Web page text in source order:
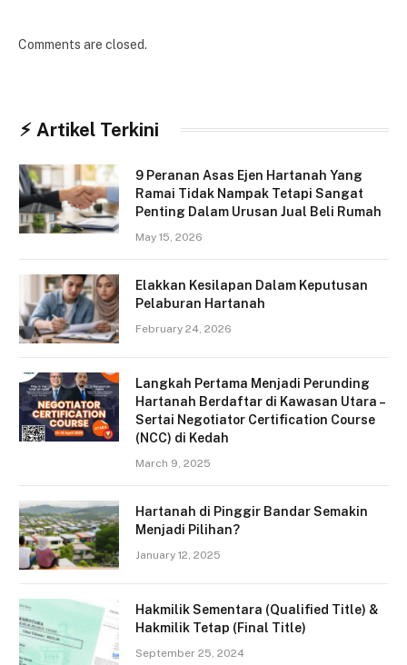
Comments are closed.
⚡︎ Artikel Terkini
9 Peranan Asas Ejen Hartanah Yang
Ramai Tidak Nampak Tetapi Sangat
Penting Dalam Urusan Jual Beli Rumah
May 15, 2026
Elakkan Kesilapan Dalam Keputusan
Pelaburan Hartanah
February 24, 2026
Langkah Pertama Menjadi Perunding
Hartanah Berdaftar di Kawasan Utara –
Sertai Negotiator Certification Course
(NCC) di Kedah
March 9, 2025
Hartanah di Pinggir Bandar Semakin
Menjadi Pilihan?
January 12, 2025
Hakmilik Sementara (Qualified Title) &
Hakmilik Tetap (Final Title)
September 25, 2024